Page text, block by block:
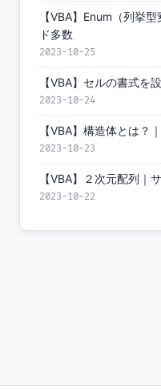
【VBA】Enum（列挙
ド多数
2023-10-25
【VBA】セルの書式を
2023-10-24
【VBA】構造体とは？
2023-10-23
【VBA】２次元配列｜
2023-10-22